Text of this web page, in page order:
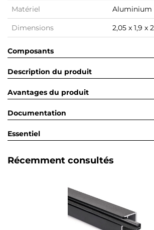
Matériel Aluminium
Dimensions 2,05 x 1,9 x
Composants
Description du produit
Avantages du produit
Documentation
Essentiel
Récemment consultés